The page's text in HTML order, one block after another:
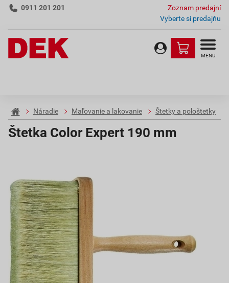
0911 201 201
Zoznam predajní
Vyberte si predajňu
MENU
Náradie Maľovanie a lakovanie Štetky a pološtetky
Štetka Color Expert 190 mm